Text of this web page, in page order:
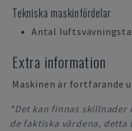
Tekniska maskinfördelar
Antal
Extra information
Maskinen är fortfarande
*Det kan finnas skillnader
de faktiska värdena, detta